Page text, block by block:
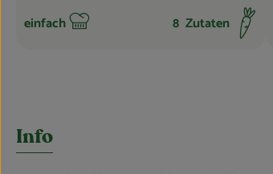
Schwierigkeit:
einfach 8 Zutaten
Info